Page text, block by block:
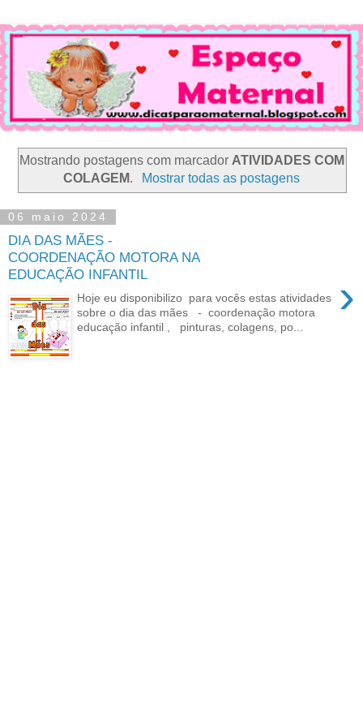
Mostrando postagens com marcador ATIVIDADES COM
COLAGEM. Mostrar todas as postagens
06 maio 2024
DIA DAS MÃES -
COORDENAÇÃO MOTORA NA
EDUCAÇÃO INFANTIL
›
Hoje eu disponibilizo para vocês estas atividades
sobre o dia das mães - coordenação motora
educação infantil , pinturas, colagens, po...